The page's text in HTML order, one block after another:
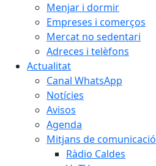
Menjar i dormir
Empreses i comerços
Mercat no sedentari
Adreces i telèfons
Actualitat
Canal WhatsApp
Notícies
Avisos
Agenda
Mitjans de comunicació
Ràdio Caldes